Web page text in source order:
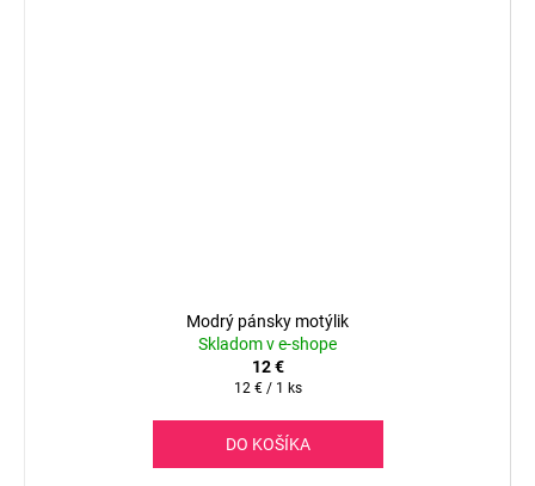
Modrý pánsky motýlik
Skladom v e-shope
12 €
Jednotková
12 € / 1 ks
DO KOŠÍKA